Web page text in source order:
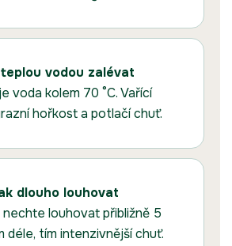
vodou zalévat
voda kolem 70 °C. Vařící
hořkost a potlačí chuť.
dlouho louhovat
nechte louhovat přibližně 5
déle, tím intenzivnější chuť.